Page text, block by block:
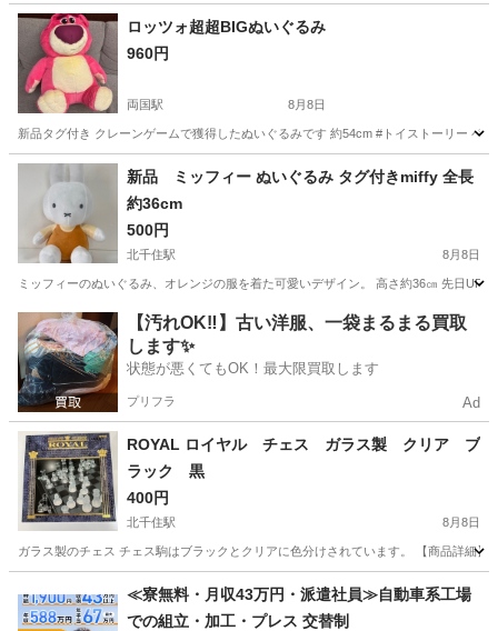
東京 足立区 カードゲーム プロ野球チップス
ロッツォ超超BIGぬいぐるみ
960円
両国駅 8月8日
新品タグ付き クレーンゲームで獲得したぬいぐるみです 約54cm #トイストーリー ペ
東京 墨田区 両国駅
新品 ミッフィー ぬいぐるみ タグ付きmiffy 全長
約36cm
500円
北千住駅 8月8日
ミッフィーのぬいぐるみ、オレンジの服を着た可愛いデザイン。 高さ約36㎝ 先日
東京 足立区 北千住駅 おもちゃ ミッフィー
【汚れOK‼️】古い洋服、一袋まるまる買取
します✨
状態が悪くてもOK！最大限買取します
プリフラ Ad
ROYAL ロイヤル チェス ガラス製 クリア ブ
ラック 黒
400円
北千住駅 8月8日
ガラス製のチェス チェス駒はブラックとクリアに色分けされています。 【商品詳
北千住駅 パズル チェス
≪寮無料・月収43万円・派遣社員≫自動車系工場
での組立・加工・プレス 交替制